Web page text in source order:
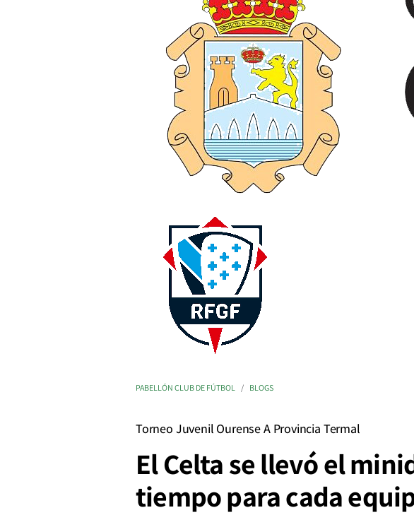
PABELLÓN CLUB DE FÚTBOL BLOGS
Torneo Juvenil Ourense A Provincia Termal
El Celta se llevó el
tiempo para cada